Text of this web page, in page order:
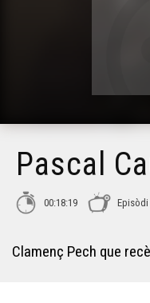
Pascal
00:18:19 Episòdi
Clamenç Pech que